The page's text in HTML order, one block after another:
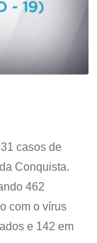
casos de
Conquista.
462
com o vírus
e 142 em